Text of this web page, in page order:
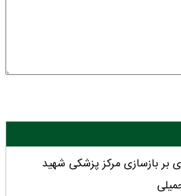
بر بازسازی مرکز پزشکی شهید